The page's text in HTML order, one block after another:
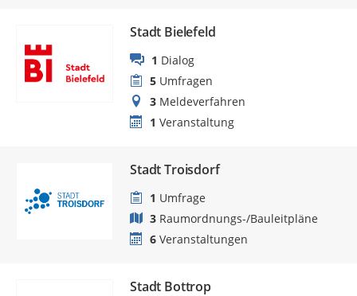
Stadt Bielefeld
1 Dialog
5 Umfragen
3 Meldeverfahren
1 Veranstaltung
Stadt Troisdorf
1 Umfrage
3 Raumordnungs-/Bauleitpläne
6 Veranstaltungen
Stadt Bottrop